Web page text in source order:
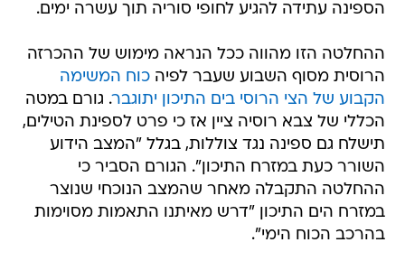
הספינה עתידה להגיע לחופי סוריה תוך עשרה ימים.
ההחלטה הזו מהווה ככל הנראה מימוש של ההכרזה
הרוסית מסוף השבוע שעבר לפיהכוח המשימה
הקבוע של הצי הרוסי בים התיכון יתוגבר. גורם במטה
הכללי של צבא רוסיה ציין אז כי פרט לספינת הטילים,
תישלח גם ספינה נגד צוללות, בגלל "המצב הידוע
השורר כעת במזרח התיכון". הגורם הסביר כי
ההחלטה התקבלה מאחר שהמצב הנוכחי שנוצר
במזרח הים התיכון "דרש מאיתנו התאמות מסוימות
בהרכב הכוח הימי".